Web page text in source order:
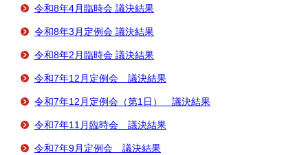
令和8年4月臨時会 議決結果
令和8年3月定例会 議決結果
令和8年2月臨時会 議決結果
令和7年12月定例会 議決結果
令和7年12月定例会（第1日） 議決結果
令和7年11月臨時会 議決結果
令和7年9月定例会 議決結果